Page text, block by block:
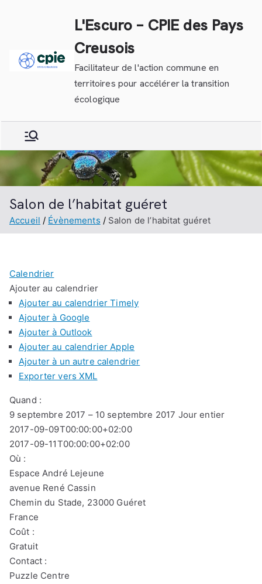
L'Escuro – CPIE des Pays
Creusois
Facilitateur de l'action commune en
territoires pour accélérer la transition
écologique
Salon de l’habitat guéret
Accueil Évènements Salon de l’habitat guéret
Calendrier
Ajouter au calendrier
Ajouter au calendrier Timely
Ajouter à Google
Ajouter à Outlook
Ajouter au calendrier Apple
Ajouter à un autre calendrier
Exporter vers XML
Quand :
9 septembre 2017 – 10 septembre 2017 Jour entier
2017-09-09T00:00:00+02:00
2017-09-11T00:00:00+02:00
Où :
Espace André Lejeune
avenue René Cassin
Chemin du Stade, 23000 Guéret
France
Coût :
Gratuit
Contact :
Puzzle Centre